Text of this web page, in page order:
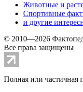
Животные и
Спортивные
и другие
© 2010—2026
Все права защищены
Полная или частичная